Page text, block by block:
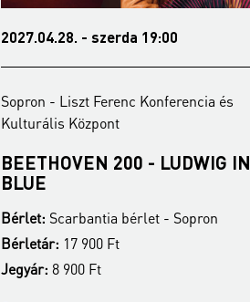
2027.04.28. - szerda 19:00
Sopron - Liszt Ferenc Konferencia és
Kulturális Központ
BEETHOVEN 200 - LUDWIG IN
BLUE
Bérlet: Scarbantia bérlet - Sopron
Bérletár: 17 900 Ft
Jegyár: 8 900 Ft